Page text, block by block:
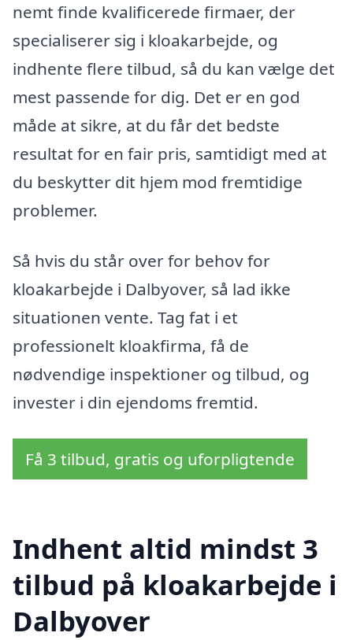
nemt finde kvalificerede firmaer, der
specialiserer sig i kloakarbejde, og
indhente flere tilbud, så du kan vælge det
mest passende for dig. Det er en god
måde at sikre, at du får det bedste
resultat for en fair pris, samtidigt med at
du beskytter dit hjem mod fremtidige
problemer.
Så hvis du står over for behov for
kloakarbejde i Dalbyover, så lad ikke
situationen vente. Tag fat i et
professionelt kloakfirma, få de
nødvendige inspektioner og tilbud, og
invester i din ejendoms fremtid.
Få 3 tilbud, gratis og uforpligtende
Indhent altid mindst 3
tilbud på kloakarbejde i
Dalbyover